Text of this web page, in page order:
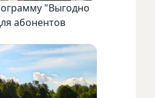
"Выгодно
абонентов